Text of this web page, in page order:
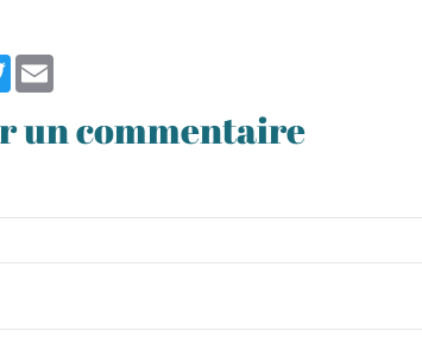
Twitter
un commentaire